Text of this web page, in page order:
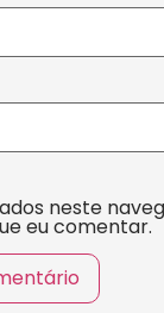
neste
eu comentar.